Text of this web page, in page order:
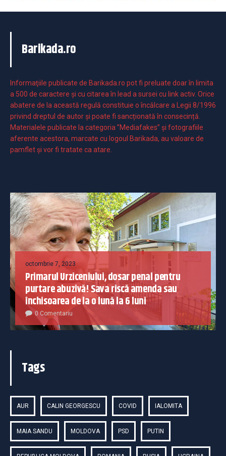
Barikada.ro
Informaţiile publicate de Barikada.ro pot fi preluate doar în limita
a 500 de caractere şi cu citarea în lead a sursei cu link activ. Orice
abatere de la această regulă constituie o încălcare a Legii 8/1996
privind dreptul de autor și poate fi sancționată în consecință.
Materialele publicate la categoria ”Mediafakes” și fotografiile
aferente acestora, marcate cu logoul Barikada, au valoare de
pamflet și vor fi tratate ca atare.
octombrie 7, 2023
Primarul Urziceniului, dosar penal pentru
purtare abuzivă! Sava riscă amenda sau
închisoarea de la o lună la 6 luni
0 Comentariu
Tags
AUR CALIN GEORGESCU COVID IALOMITA
MAIA SANDU MOLDOVA PSD PUTIN